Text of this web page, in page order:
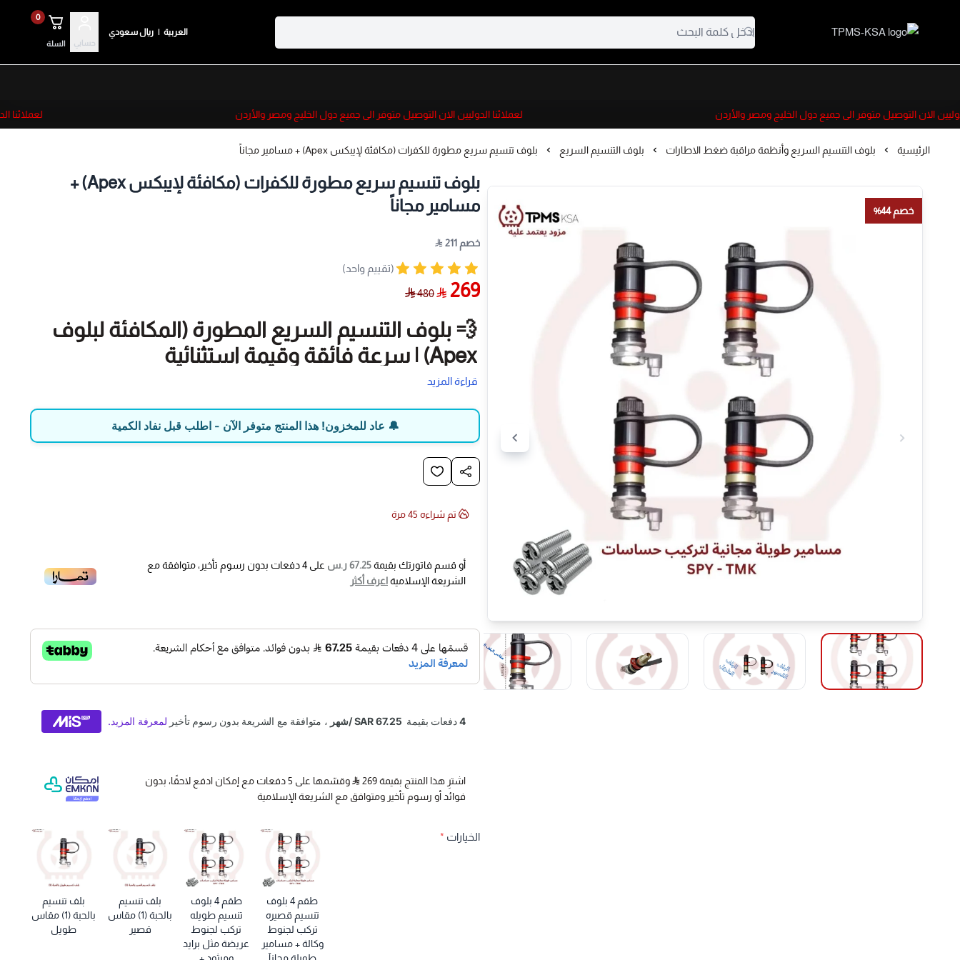
TPMS-KSA
العربية | ريال سعودي
حسابي
0
السلة
الان التوصيل متوفر الى جميع دول الخليج ومصر والأردن لعملائنا الدوليين الان التوصيل متوفر الى جميع دول الخليج ومصر والأردن لعملائنا
الرئيسية بلوف التنسيم السريع وأنظمة مراقبة ضغط الاطارات بلوف التنسيم السريع بلوف تنسيم سريع مطورة للكفرات (مكافئة لإيبكس Apex) + مسامير مجاناً
خصم 44%
بلوف تنسيم سريع مطورة للكفرات (مكافئة لإيبكس Apex) +
مسامير مجاناً
خصم 211
(تقييم واحد)
269
480
💨 بلوف التنسيم السريع المطورة (المكافئة لبلوف
Apex) | سرعة فائقة وقيمة استثنائية
تنسيم خاطف وسريع في 10 ثوانٍ | نصف السعر | أداء معدني صلب | +4 مسامير تثبيت مجاناً
لا داعي لإضاعة وقتك في التنسيم التقليدي بعد اليوم؛ فقط ارفع القطعة الحمراء وانطلق!
التقليدية.
🔴 سهولة فائقة وبدون تعقيد: ابدأ عملية التنسيم بلمسة واحدة عن طريق رفع القطعة الحمراء
أي اهتزاز أو رجة للإطار أثناء القيادة على السرعات العالية.
🛡️ صلابة وتصنيع عالي الجودة: هيكل معدني متين مصنوع من مواد فائقة الصلابة والجودة
الصين الشعبية وفق معايير جودة عالية).
🔌 توافق واسع مع الحساسات: مصممة لتركب بسهولة على حساسات ضغط الإطارات من نوع
🎁 هدية مجانية خاصة من متجرنا:
نُرفق لك مع كل طقم 4x مسامير طويلة خاصة مجاناً مخصصة لتثبيت حساسات ضغط الإطارات على
قراءة المزيد
🔔 عاد للمخزون! هذا المنتج متوفر الآن - اطلب قبل نفاد الكمية
تم شراءه 45مرة
أو قسم فاتورتك بقيمة67.25 ر.س على 4دفعات بدون رسوم تأخير، متوافقة مع
الشريعة الإسلاميةاعرف أكثر
اشترِ هذا المنتج بقيمة 269
وقسّمها على 5 دفعات مع إمكان ادفع لاحقًا، بدون
فوائد أو رسوم تأخير ومتوافق مع الشريعة الإسلامية
الخيارات *
طقم 4 بلوف
تنسيم قصيره
تركب لجنوط
وكالة + مسامير
طقم 4 بلوف
تنسيم طويله
تركب لجنوط
عريضة مثل برايد
بلف تنسيم
بالحبة (1) مقاس
قصير
بلف تنسيم
بالحبة (1) مقاس
طويل